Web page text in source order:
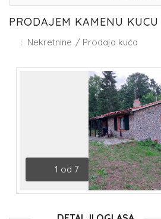
PRODAJEM KAMENU KUCU
: Nekretnine / Prodaja kuća
1 od 7